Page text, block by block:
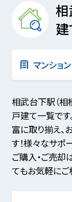
相
マンション
相武台下駅（
戸建て一覧で
富に取り揃え
す！様々なサポ
ご購入・ご売却
てもお気軽にご